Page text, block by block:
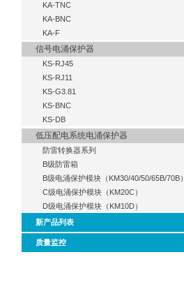
KA-TNC
KA-BNC
KA-F
信号电涌保护器
KS-RJ45
KS-RJ11
KS-G3.81
KS-BNC
KS-DB
低压配电系统电涌保护器
防雷转换器系列
B级防雷箱
B级电涌保护模块（KM30/40/50/65B/70B）
C级电涌保护模块（KM20C）
D级电涌保护模块（KM10D）
新产品列表
质量监控